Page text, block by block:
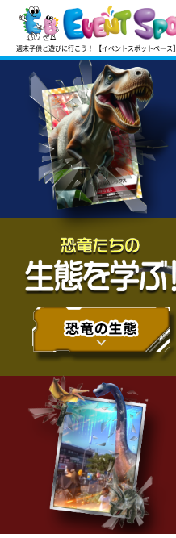
週末子供と遊びに行こう！ 【イベントスポットベース】